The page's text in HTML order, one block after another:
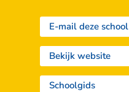
E-mail deze school
Bekijk website
Schoolgids